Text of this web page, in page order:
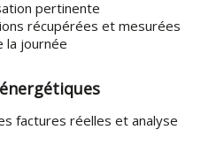
pertinente
récupérées et mesurées
la journée
factures réelles et analyse